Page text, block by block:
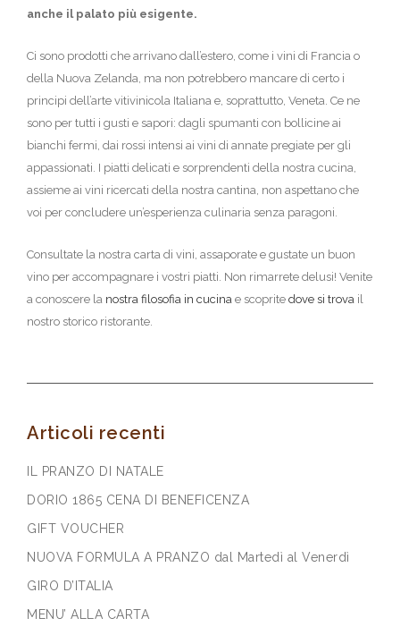
anche il palato più esigente.
Ci sono prodotti che arrivano dall’estero, come i vini di Francia o
della Nuova Zelanda, ma non potrebbero mancare di certo i
principi dell’arte vitivinicola Italiana e, soprattutto, Veneta. Ce ne
sono per tutti i gusti e sapori: dagli spumanti con bollicine ai
bianchi fermi, dai rossi intensi ai vini di annate pregiate per gli
appassionati. I piatti delicati e sorprendenti della nostra cucina,
assieme ai vini ricercati della nostra cantina, non aspettano che
voi per concludere un’esperienza culinaria senza paragoni.
Consultate la nostra carta di vini, assaporate e gustate un buon
vino per accompagnare i vostri piatti. Non rimarrete delusi! Venite
a conoscere la nostra filosofia in cucina e scopritedove si trova il
nostro storico ristorante.
Articoli recenti
IL PRANZO DI NATALE
DORIO 1865 CENA DI BENEFICENZA
GIFT VOUCHER
NUOVA FORMULA A PRANZO dal Martedì al Venerdì
GIRO D’ITALIA
MENU’ ALLA CARTA